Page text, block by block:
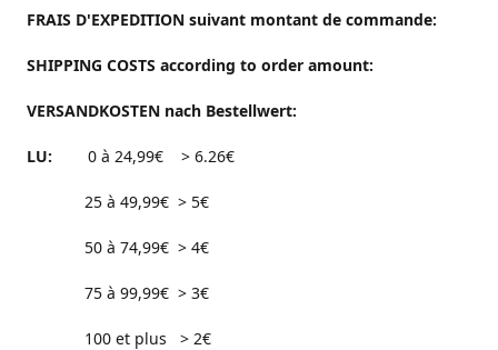
FRAIS D'EXPEDITION suivant montant de commande:
SHIPPING COSTS according to order amount:
VERSANDKOSTEN nach Bestellwert:
LU: 0 à 24,99€ > 6.26€
25 à 49,99€ > 5€
50 à 74,99€ > 4€
75 à 99,99€ > 3€
100 et plus > 2€